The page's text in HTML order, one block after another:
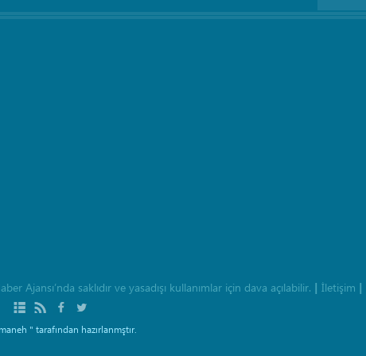
Ajansı’nda saklıdır ve yasadışı kullanımlar için dava açılabilir. | İletişim |
" tarafından hazırlanmştır.